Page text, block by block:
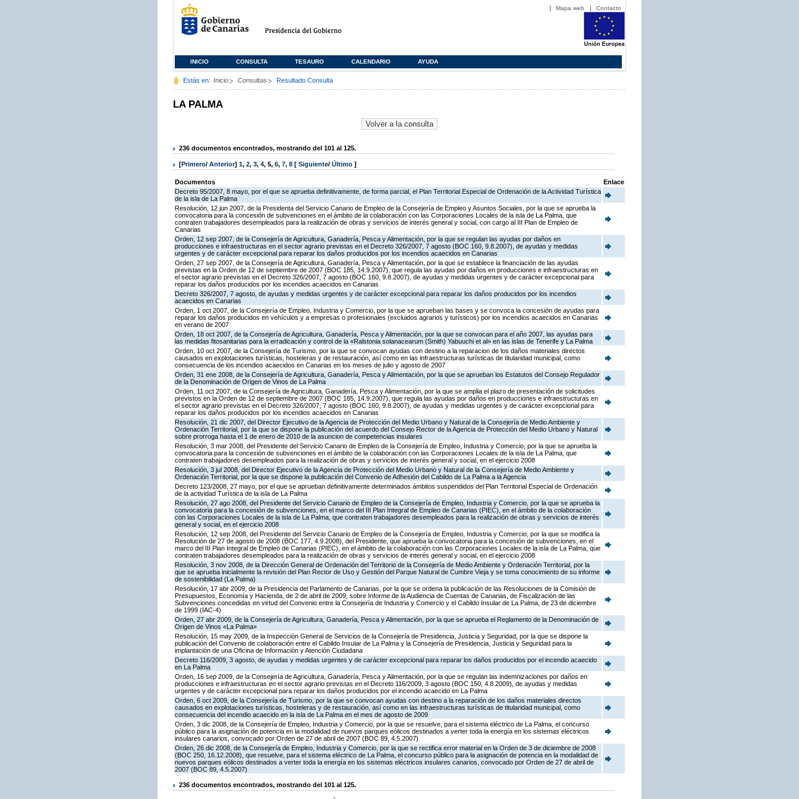
Mapa web Contacto
INICIO CONSULTA TESAURO CALENDARIO AYUDA
Estás en: Inicio Consultas Resultado Consulta
LA PALMA
236 documentos encontrados, mostrando del 101 al 125.
[Primero/ Anterior] 1, 2, 3, 4, 5, 6, 7, 8 [ Siguiente/ Último ]
Documentos
Enlace
Decreto 95/2007, 8 mayo, por el que se aprueba definitivamente, de forma parcial, el Plan Territorial Especial de Ordenación de la Actividad Turística
de la isla de La Palma
Resolución, 12 jun 2007, de la Presidenta del Servicio Canario de Empleo de la Consejería de Empleo y Asuntos Sociales, por la que se aprueba la
convocatoria para la concesión de subvenciones en el ámbito de la colaboración con las Corporaciones Locales de la isla de La Palma, que
contraten trabajadores desempleados para la realización de obras y servicios de interés general y social, con cargo al III Plan de Empleo de
Canarias
Orden, 12 sep 2007, de la Consejería de Agricultura, Ganadería, Pesca y Alimentación, por la que se regulan las ayudas por daños en
producciones e infraestructuras en el sector agrario previstas en el Decreto 326/2007, 7 agosto (BOC 160, 9.8.2007), de ayudas y medidas
urgentes y de carácter excepcional para reparar los daños producidos por los incendios acaecidos en Canarias
Orden, 27 sep 2007, de la Consejería de Agricultura, Ganadería, Pesca y Alimentación, por la que se establece la financiación de las ayudas
previstas en la Orden de 12 de septiembre de 2007 (BOC 185, 14.9.2007), que regula las ayudas por daños en producciones e infraestructuras en
el sector agrario previstas en el Decreto 326/2007, 7 agosto (BOC 160, 9.8.2007), de ayudas y medidas urgentes y de carácter excepcional para
reparar los daños producidos por los incendios acaecidos en Canarias
Decreto 326/2007, 7 agosto, de ayudas y medidas urgentes y de carácter excepcional para reparar los daños producidos por los incendios
acaecidos en Canarias
Orden, 1 oct 2007, de la Consejería de Empleo, Industria y Comercio, por la que se aprueban las bases y se convoca la concesión de ayudas para
reparar los daños producidos en vehículos y a empresas o profesionales (excluidos agrarios y turísticos) por los incendios acaecidos en Canarias
en verano de 2007
Orden, 18 oct 2007, de la Consejería de Agricultura, Ganadería, Pesca y Alimentación, por la que se convocan para el año 2007, las ayudas para
las medidas fitosanitarias para la erradicación y control de la «Ralstonia solanacearum (Smith) Yabuuchi et al» en las islas de Tenerife y La Palma
Orden, 10 oct 2007, de la Consejería de Turismo, por la que se convocan ayudas con destino a la reparacion de los daños materiales directos
causados en explotaciones turísticas, hosteleras y de restauración, así como en las infraestructuras turísticas de titularidad municipal, como
consecuencia de los incendios acaecidos en Canarias en los meses de julio y agosto de 2007
Orden, 31 ene 2008, de la Consejería de Agricultura, Ganadería, Pesca y Alimentación, por la que se aprueban los Estatutos del Consejo Regulador
de la Denominación de Origen de Vinos de La Palma
Orden, 11 oct 2007, de la Consejería de Agricultura, Ganadería, Pesca y Alimentación, por la que se amplia el plazo de presentación de solicitudes
previstos en la Orden de 12 de septiembre de 2007 (BOC 185, 14.9.2007), que regula las ayudas por daños en producciones e infraestructuras en
el sector agrario previstas en el Decreto 326/2007, 7 agosto (BOC 160, 9.8.2007), de ayudas y medidas urgentes y de carácter excepcional para
reparar los daños producidos por los incendios acaecidos en Canarias
Resolución, 21 dic 2007, del Director Ejecutivo de la Agencia de Protección del Medio Urbano y Natural de la Consejería de Medio Ambiente y
Ordenación Territorial, por la que se dispone la publicación del acuerdo del Consejo Rector de la Agencia de Protección del Medio Urbano y Natural
sobre prorroga hasta el 1 de enero de 2010 de la asuncion de competencias insulares
Resolución, 3 mar 2008, del Presidente del Servicio Canario de Empleo de la Consejería de Empleo, Industria y Comercio, por la que se aprueba la
convocatoria para la concesión de subvenciones en el ámbito de la colaboración con las Corporaciones Locales de la isla de La Palma, que
contraten trabajadores desempleados para la realización de obras y servicios de interés general y social, en el ejercicio 2008
Resolución, 3 jul 2008, del Director Ejecutivo de la Agencia de Protección del Medio Urbano y Natural de la Consejería de Medio Ambiente y
Ordenación Territorial, por la que se dispone la publicación del Convenio de Adhesión del Cabildo de La Palma a la Agencia
Decreto 123/2008, 27 mayo, por el que se aprueban definitivamente determinados ámbitos suspendidos del Plan Territorial Especial de Ordenación
de la actividad Turística de la isla de La Palma
Resolución, 27 ago 2008, del Presidente del Servicio Canario de Empleo de la Consejería de Empleo, Industria y Comercio, por la que se aprueba la
convocatoria para la concesión de subvenciones, en el marco del III Plan Integral de Empleo de Canarias (PIEC), en el ámbito de la colaboración
con las Corporaciones Locales de la isla de La Palma, que contraten trabajadores desempleados para la realización de obras y servicios de interés
general y social, en el ejercicio 2008
Resolución, 12 sep 2008, del Presidente del Servicio Canario de Empleo de la Consejería de Empleo, Industria y Comercio, por la que se modifica la
Resolución de 27 de agosto de 2008 (BOC 177, 4.9.2008), del Presidente, que aprueba la convocatoria para la concesión de subvenciones, en el
marco del III Plan Integral de Empleo de Canarias (PIEC), en el ámbito de la colaboración con las Corporaciones Locales de la isla de La Palma, que
contraten trabajadores desempleados para la realización de obras y servicios de interés general y social, en el ejercicio 2008
Resolución, 3 nov 2008, de la Dirección General de Ordenación del Territorio de la Consejería de Medio Ambiente y Ordenación Territorial, por la
que se aprueba inicialmente la revisión del Plan Rector de Uso y Gestión del Parque Natural de Cumbre Vieja y se toma conocimiento de su informe
de sostenibilidad (La Palma)
Resolución, 17 abr 2009, de la Presidencia del Parlamento de Canarias, por la que se ordena la publicación de las Resoluciones de la Comisión de
Presupuestos, Economía y Hacienda, de 2 de abril de 2009, sobre Informe de la Audiencia de Cuentas de Canarias, de Fiscalización de las
Subvenciones concedidas en virtud del Convenio entre la Consejería de Industria y Comercio y el Cabildo Insular de La Palma, de 23 de diciembre
de 1999 (IAC-4)
Orden, 27 abr 2009, de la Consejería de Agricultura, Ganadería, Pesca y Alimentación, por la que se aprueba el Reglamento de la Denominación de
Origen de Vinos «La Palma»
Resolución, 15 may 2009, de la Inspección General de Servicios de la Consejería de Presidencia, Justicia y Seguridad, por la que se dispone la
publicación del Convenio de colaboración entre el Cabildo Insular de La Palma y la Consejería de Presidencia, Justicia y Seguridad para la
implantación de una Oficina de Información y Atención Ciudadana
Decreto 116/2009, 3 agosto, de ayudas y medidas urgentes y de carácter excepcional para reparar los daños producidos por el incendio acaecido
en La Palma
Orden, 16 sep 2009, de la Consejería de Agricultura, Ganadería, Pesca y Alimentación, por la que se regulan las indemnizaciones por daños en
producciones e infraestructuras en el sector agrario previstas en el Decreto 116/2009, 3 agosto (BOC 150, 4.8.2009), de ayudas y medidas
urgentes y de carácter excepcional para reparar los daños producidos por el incendio acaecido en La Palma
Orden, 6 oct 2009, de la Consejería de Turismo, por la que se convocan ayudas con destino a la reparación de los daños materiales directos
causados en explotaciones turísticas, hosteleras y de restauración, así como en las infraestructuras turísticas de titularidad municipal, como
consecuencia del incendio acaecido en la isla de La Palma en el mes de agosto de 2009
Orden, 3 dic 2008, de la Consejería de Empleo, Industria y Comercio, por la que se resuelve, para el sistema eléctrico de La Palma, el concurso
público para la asignación de potencia en la modalidad de nuevos parques eólicos destinados a verter toda la energía en los sistemas eléctricos
insulares canarios, convocado por Orden de 27 de abril de 2007 (BOC 89, 4.5.2007)
Orden, 26 dic 2008, de la Consejería de Empleo, Industria y Comercio, por la que se rectifica error material en la Orden de 3 de diciembre de 2008
(BOC 250, 16.12.2008), que resuelve, para el sistema eléctrico de La Palma, el concurso público para la asignación de potencia en la modalidad de
nuevos parques eólicos destinados a verter toda la energía en los sistemas eléctricos insulares canarios, convocado por Orden de 27 de abril de
2007 (BOC 89, 4.5.2007)
236 documentos encontrados, mostrando del 101 al 125.